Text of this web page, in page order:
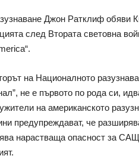
Джон Ратклиф обяви
след Втората световна
на Националното
не е първото по рода си,
на американското
предупреждават, че
нарастваща опасност за